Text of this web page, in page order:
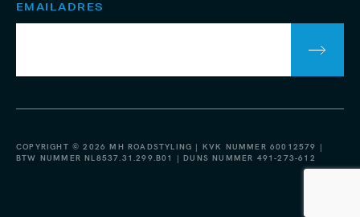
EMAILADRES
COPYRIGHT © 2026 MH ROADSTYLING | KVK NUMMER 60012579 |
BTW NUMMER NL8537.31.299.B01 | DUNS NUMMER 491-273-612